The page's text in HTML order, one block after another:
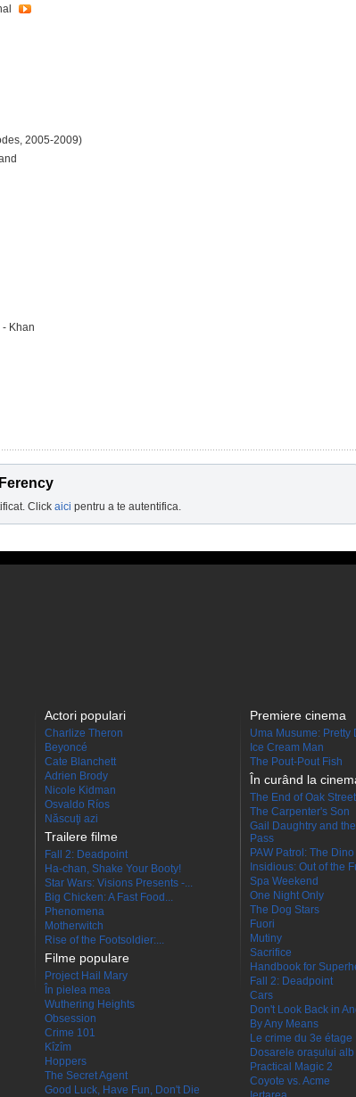
2005-2009)
Khan
Click aici pentru a te autentifica.
Actori populari
Charlize Theron
Beyoncé
Cate Blanchett
Adrien Brody
Nicole Kidman
Osvaldo Ríos
Născuţi azi
Trailere filme
Fall 2: Deadpoint
Ha-chan, Shake Your Booty!
Star Wars: Visions Presents -...
Big Chicken: A Fast Food...
Phenomena
Motherwitch
Rise of the Footsoldier:...
Filme populare
Project Hail Mary
În pielea mea
Wuthering Heights
Obsession
Crime 101
Kîzîm
Hoppers
The Secret Agent
Good Luck, Have Fun, Don't Die
Premiere cinema
Uma Musume: Pretty
Ice Cream Man
The Pout-Pout Fish
În curând la
The End of Oak Street
The Carpenter's Son
Gail Daughtry and
Pass
PAW Patrol: The
Insidious: Out of the
Spa Weekend
One Night Only
The Dog Stars
Fuori
Mutiny
Sacrifice
Handbook for
Fall 2: Deadpoint
Cars
Don't Look Back in
By Any Means
Le crime du 3e étage
Dosarele orașului alb
Practical Magic 2
Coyote vs. Acme